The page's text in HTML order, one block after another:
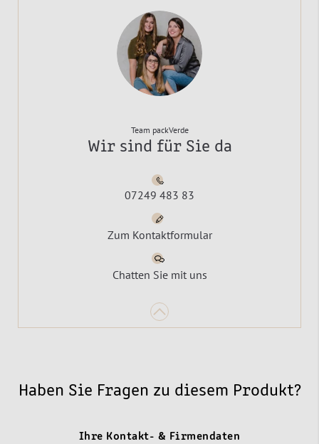
Team packVerde
Wir sind für Sie da
07249 483 83
Zum Kontaktformular
Chatten Sie mit uns
Haben Sie Fragen zu diesem Produkt?
Ihre Kontakt- & Firmendaten